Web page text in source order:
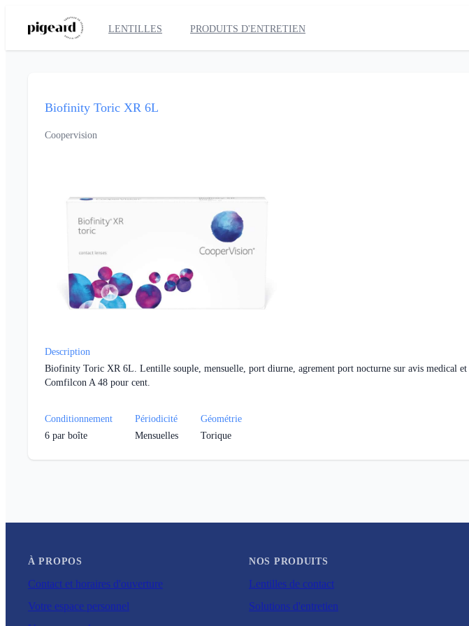
LENTILLES PRODUITS D'ENTRETIEN
Biofinity Toric XR 6L
Coopervision
Description
Biofinity Toric XR 6L. Lentille souple, mensuelle, port diurne, agrement port nocturne sur avis medical et
Comfilcon A 48 pour cent.
Conditionnement
6 par boîte
Périodicité
Mensuelles
Géométrie
Torique
À PROPOS
Contact et horaires d'ouverture
Votre espace personnel
NOS PRODUITS
Lentilles de contact
Solutions d'entretien